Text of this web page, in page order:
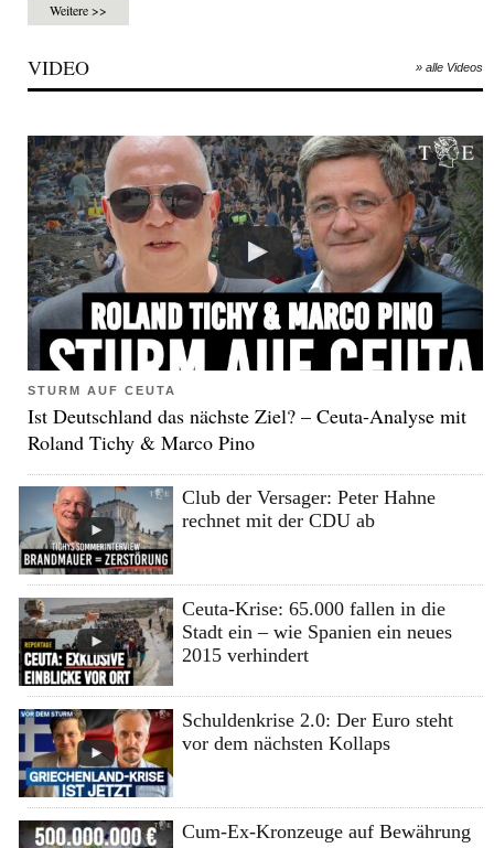
Weitere >>
VIDEO » alle Videos
STURM AUF CEUTA
Ist Deutschland das nächste Ziel? – Ceuta-Analyse mit
Roland Tichy & Marco Pino
Club der Versager: Peter Hahne
rechnet mit der CDU ab
Ceuta-Krise: 65.000 fallen in die
Stadt ein – wie Spanien ein neues
2015 verhindert
Schuldenkrise 2.0: Der Euro steht
vor dem nächsten Kollaps
Cum-Ex-Kronzeuge auf Bewährung